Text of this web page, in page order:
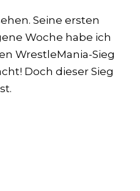
Seine ersten
Woche habe ich
WrestleMania-Sieg
Doch dieser Sieg